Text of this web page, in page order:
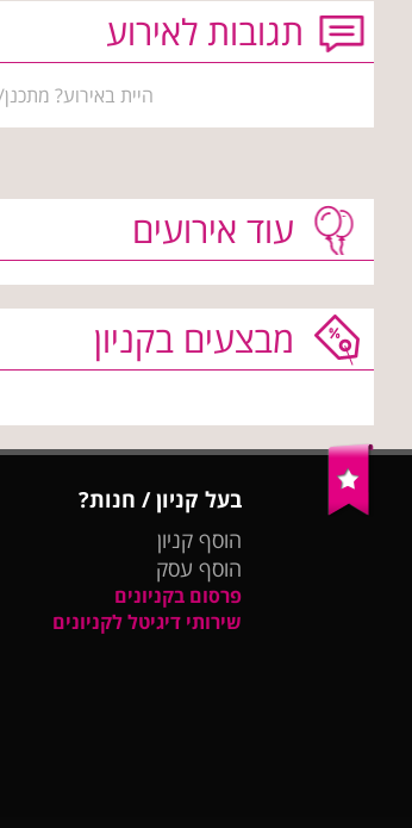
תגובות לאירוע
היית באירוע?
עוד אירועים
מבצעים בקניון
בעל קניון / חנות?
הוסף קניון
הוסף עסק
פרסום בקניונים
שירותי דיגיטל לקניונים